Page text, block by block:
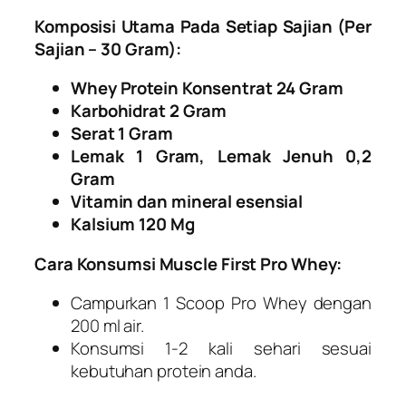
Komposisi Utama Pada Setiap Sajian (Per
Sajian – 30 Gram):
Whey Protein Konsentrat 24 Gram
Karbohidrat 2 Gram
Serat 1 Gram
Lemak 1 Gram, Lemak Jenuh 0,2
Gram
Vitamin dan mineral esensial
Kalsium 120 Mg
Cara Konsumsi Muscle First Pro Whey:
Campurkan 1 Scoop Pro Whey dengan
200 ml air.
Konsumsi 1-2 kali sehari sesuai
kebutuhan protein anda.